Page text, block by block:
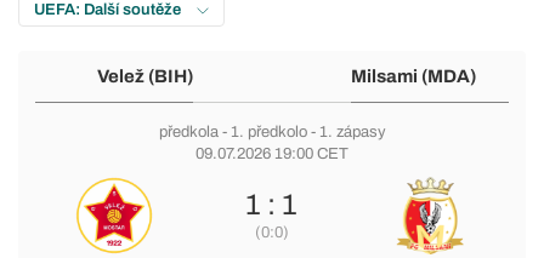
UEFA: Další soutěže
Velež (BIH) Milsami (MDA)
předkola- 1. předkolo- 1. zápasy
09.07.2026 19:00 CET
1 : 1
(0:0)